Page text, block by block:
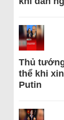
Thủ
thể khi
Putin